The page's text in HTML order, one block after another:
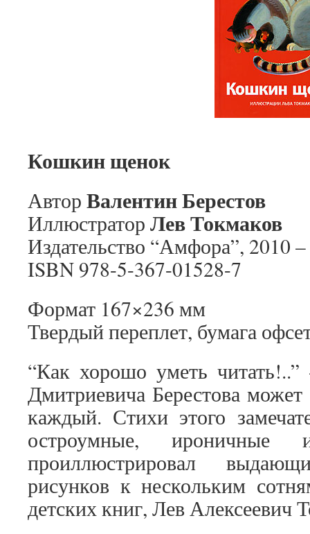
Кошкин щенок
Автор Валентин Берестов
Иллюстратор Лев Токмаков
Издательство “Амфора”, 2010
ISBN 978-5-367-01528-7
Формат 167×236 мм
Твердый переплет, бумага
“Как хорошо уметь
Дмитриевича Берестова
каждый. Стихи этого
остроумные,
проиллюстрировал
рисунков к нескольким
детских книг, Лев Алексеевич